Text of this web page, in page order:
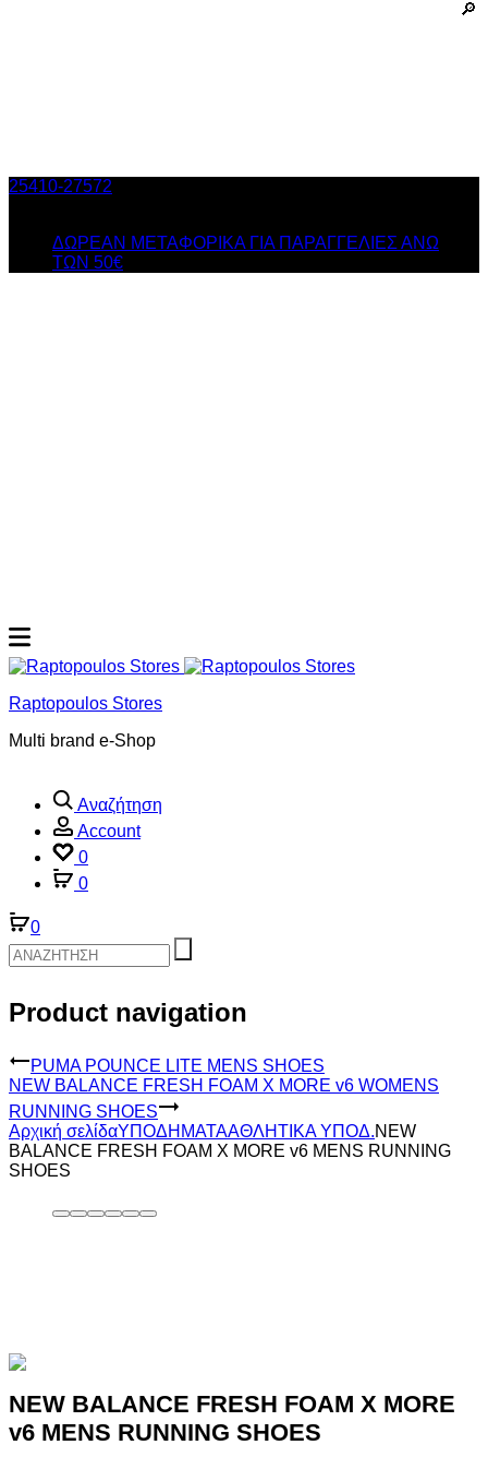
25410-27572
ΔΩΡΕΑΝ ΜΕΤΑΦΟΡΙΚΑ ΓΙΑ ΠΑΡΑΓΓΕΛΙΕΣ ΑΝΩ
ΤΩΝ 50€
Raptopoulos Stores
Multi brand e-Shop
Αναζήτηση
Account
0
0
0
Product navigation
PUMA POUNCE LITE MENS SHOES
NEW BALANCE FRESH FOAM X MORE v6 WOMENS
RUNNING SHOES
Αρχική σελίδαΥΠΟΔΗΜΑΤΑΑΘΛΗΤΙΚΑ ΥΠΟΔ.NEW
BALANCE FRESH FOAM X MORE v6 MENS RUNNING
SHOES
NEW BALANCE FRESH FOAM X MORE
v6 MENS RUNNING SHOES